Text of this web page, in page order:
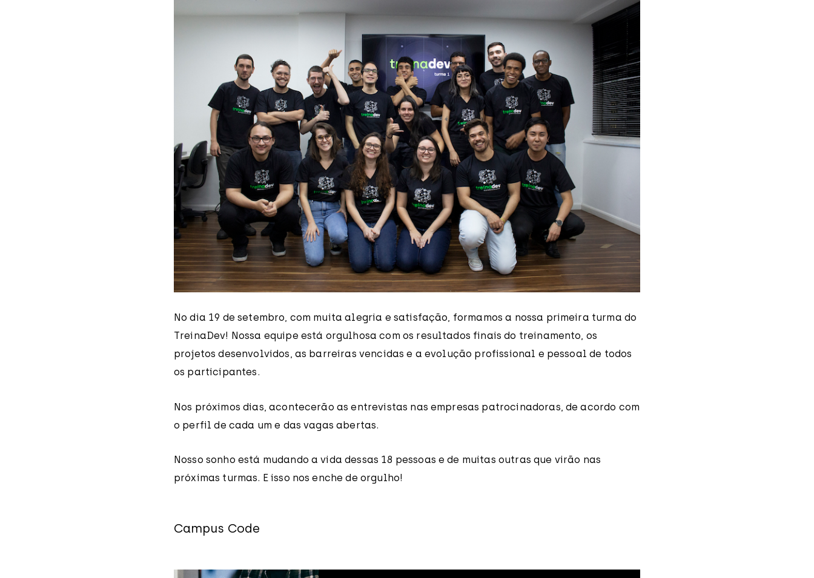
No dia 19 de setembro, com muita alegria e satisfação, formamos a nossa primeira turma do
TreinaDev! Nossa equipe está orgulhosa com os resultados finais do treinamento, os
projetos desenvolvidos, as barreiras vencidas e a evolução profissional e pessoal de todos
os participantes.
Nos próximos dias, acontecerão as entrevistas nas empresas patrocinadoras, de acordo com
o perfil de cada um e das vagas abertas.
Nosso sonho está mudando a vida dessas 18 pessoas e de muitas outras que virão nas
próximas turmas. E isso nos enche de orgulho!
Campus Code